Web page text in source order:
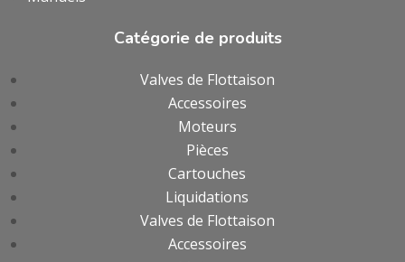
Catégorie de produits
Valves de Flottaison
Accessoires
Moteurs
Pièces
Cartouches
Liquidations
Valves de Flottaison
Accessoires